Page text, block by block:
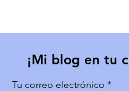
¡Mi blog en tu
Tu correo electrónico